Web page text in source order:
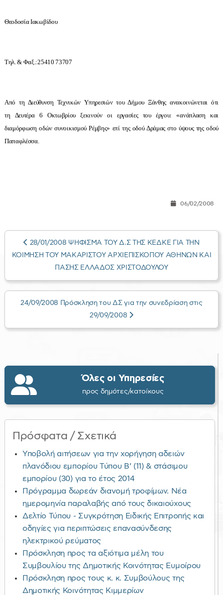
Θεοδοσία Ιακωβίδου
Τηλ. & Φαξ.:25410 73707
Από τη Διεύθυνση Τεχνικών Υπηρεσιών του Δήμου Ξάνθης ανακοινώνεται ότι
τη Δευτέρα 6 Οκτωβρίου ξεκινούν οι εργασίες του έργου: «ανάπλαση και
διαμόρφωση οδών συνοικισμού Ρέμβης» επί της οδού Δράμας στο ύψους της οδού
Παπαφλέσσα.
06/02/2008
28/01/2008 ΨΗΦΙΣΜΑ ΤΟΥ Δ.Σ ΤΗΣ ΚΕΔΚΕ ΓΙΑ ΤΗΝ
ΚΟΙΜΗΣΗ ΤΟΥ ΜΑΚΑΡΙΣΤΟΥ ΑΡΧΙΕΠΙΣΚΟΠΟΥ ΑΘΗΝΩΝ ΚΑΙ
ΠΑΣΗΣ ΕΛΛΑΔΟΣ ΧΡΙΣΤΟΔΟΥΛΟΥ
24/09/2008 Πρόσκληση του ΔΣ για την συνεδρίαση στις
29/09/2008
Όλες οι Υπηρεσίες
προς δημότες/κατοίκους
Πρόσφατα / Σχετικά
Υποβολή αιτήσεων για την χορήγηση αδειών
πλανόδιου εμπορίου Τύπου Β’ (11) & στάσιμου
εμπορίου (30) για το έτος 2014
Πρόγραμμα δωρεάν διανομή τροφίμων. Νέα
ημερομηνία παραλαβής από τους δικαιούχους
Δελτίο Τύπου - Συγκρότηση Ειδικής Επιτροπής και
οδηγίες για περιπτώσεις επανασύνδεσης
ηλεκτρικού ρεύματος
Πρόσκληση προς τα αξιότιμα μέλη του
Συμβουλίου της Δημοτικής Κοινότητας Ευμοίρου
Πρόσκληση προς τους κ. κ. Συμβούλους της
Δημοτικής Κοινότητας Κιμμερίων